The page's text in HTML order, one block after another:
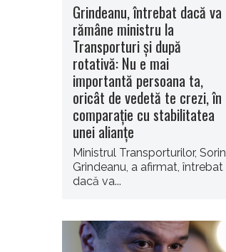
Grindeanu, întrebat dacă va
rămâne ministru la
Transporturi şi după
rotativă: Nu e mai
importantă persoana ta,
oricât de vedetă te crezi, în
comparaţie cu stabilitatea
unei alianţe
Ministrul Transporturilor, Sorin
Grindeanu, a afirmat, întrebat
dacă va...